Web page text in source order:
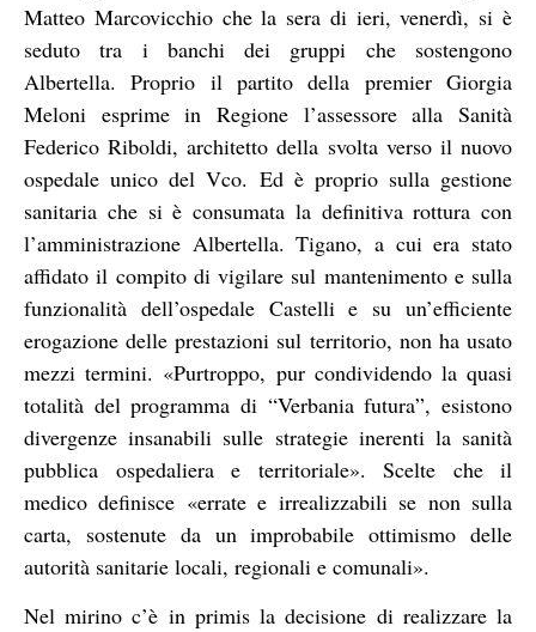
Matteo Marcovicchio che la sera di ieri, venerdì, si è
seduto tra i banchi dei gruppi che sostengono
Albertella. Proprio il partito della premier Giorgia
Meloni esprime in Regione l’assessore alla Sanità
Federico Riboldi, architetto della svolta verso il nuovo
ospedale unico del Vco. Ed è proprio sulla gestione
sanitaria che si è consumata la definitiva rottura con
l’amministrazione Albertella. Tigano, a cui era stato
affidato il compito di vigilare sul mantenimento e sulla
funzionalità dell’ospedale Castelli e su un’efficiente
erogazione delle prestazioni sul territorio, non ha usato
mezzi termini. «Purtroppo, pur condividendo la quasi
totalità del programma di “Verbania futura”, esistono
divergenze insanabili sulle strategie inerenti la sanità
pubblica ospedaliera e territoriale». Scelte che il
medico definisce «errate e irrealizzabili se non sulla
carta, sostenute da un improbabile ottimismo delle
autorità sanitarie locali, regionali e comunali».
Nel mirino c’è in primis la decisione di realizzare la